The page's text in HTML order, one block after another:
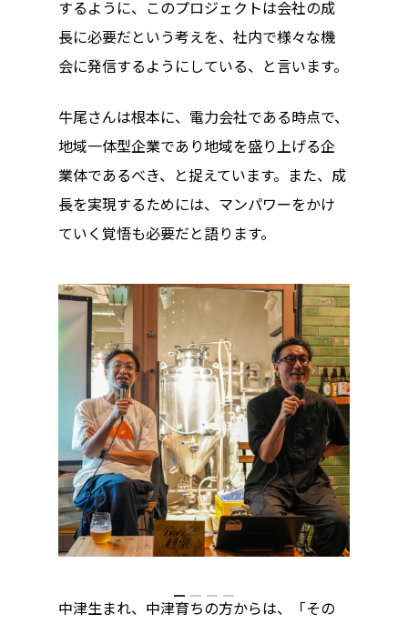
するように、このプロジェクトは会社の成
長に必要だという考えを、社内で様々な機
会に発信するようにしている、と言います。
牛尾さんは根本に、電力会社である時点で、
地域一体型企業であり地域を盛り上げる企
業体であるべき、と捉えています。また、成
長を実現するためには、マンパワーをかけ
ていく覚悟も必要だと語ります。
中津生まれ、中津育ちの方からは、「その